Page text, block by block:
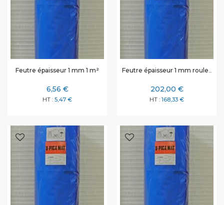
Feutre épaisseur 1 mm 1 m²
6,56 €
5,47 €
Feutre épaisseur 1 mm rouleau de 50 m² rouleau complet
202,00 €
168,33 €